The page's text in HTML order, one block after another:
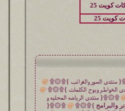
كويت 25
كويت 25
الصور والغرائب }۩۞۩ @
الخواطـر وبوح الكلمات }۩۞۩ @
۩۞۩{ منتدى الرياضه المحليه و
والبرامج }۩۞۩ @۩۞۩{